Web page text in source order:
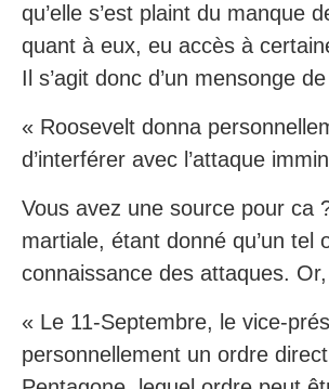
qu’elle s’est plaint du manque
quant à eux, eu accès à
Il s’agit donc d’un mensonge
« Roosevelt donna
d’interférer avec l’attaque
Vous avez une source pour ca
martiale, étant donné qu’un
connaissance des attaques.
« Le 11-Septembre, le vice-
personnellement un ordre